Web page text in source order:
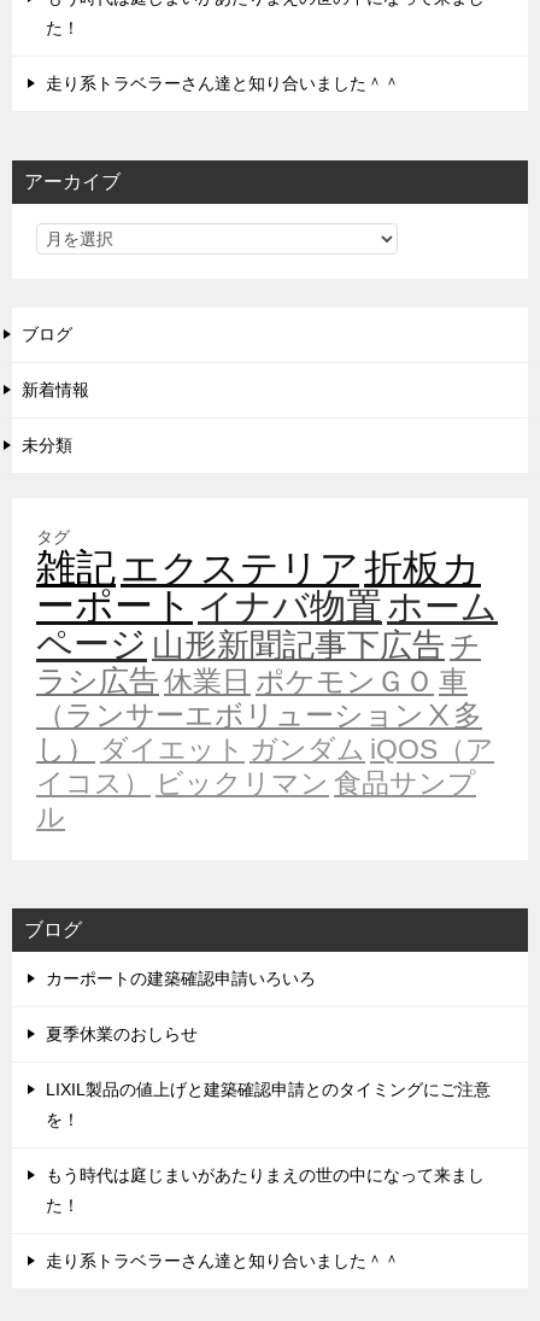
た！
走り系トラベラーさん達と知り合いました＾＾
アーカイブ
ブログ
新着情報
未分類
タグ
雑記エクステリア折板カ
ーポート イナバ物置ホーム
ページ 山形新聞記事下広告 チ
ラシ広告休業日 ポケモンＧＯ 車
（ランサーエボリューションⅩ多
し）
ダイエット ガンダム iQOS（ア
イコス）
ビックリマン 食品サンプ
ル
ブログ
カーポートの建築確認申請いろいろ
夏季休業のおしらせ
LIXIL製品の値上げと建築確認申請とのタイミングにご注意
を！
もう時代は庭じまいがあたりまえの世の中になって来まし
た！
走り系トラベラーさん達と知り合いました＾＾